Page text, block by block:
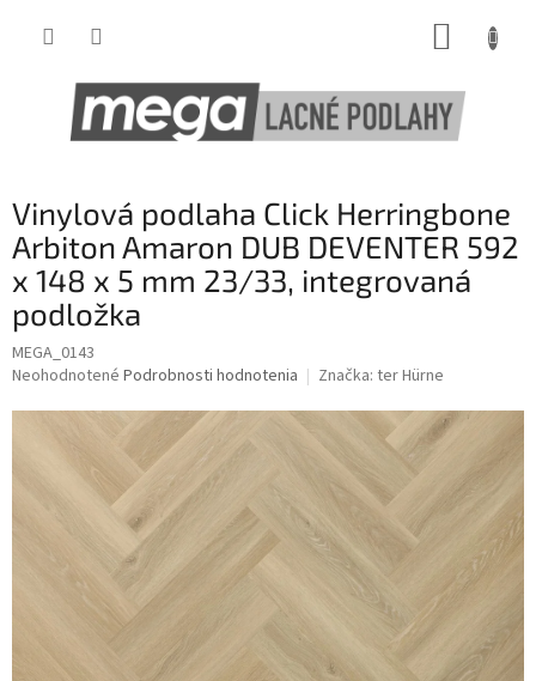
Vinylová podlaha Click Herringbone
Arbiton Amaron DUB DEVENTER 592
x 148 x 5 mm 23/33, integrovaná
podložka
MEGA_0143
Priemerné
Neohodnotené Podrobnosti hodnotenia Značka: ter Hürne